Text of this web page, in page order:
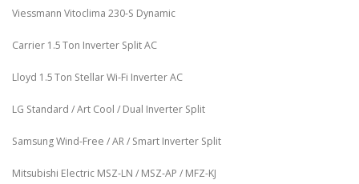
Viessmann Vitoclima 230‑S Dynamic
Carrier 1.5 Ton Inverter Split AC
Lloyd 1.5 Ton Stellar Wi‑Fi Inverter AC
LG Standard / Art Cool / Dual Inverter Split
Samsung Wind-Free / AR / Smart Inverter Split
Mitsubishi Electric MSZ‑LN / MSZ‑AP / MFZ-KJ